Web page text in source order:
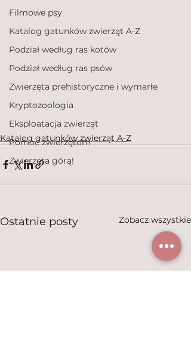
Filmowe psy
Katalog gatunków zwierząt A-Z
Podział według ras kotów
Podział według ras psów
Zwierzęta prehistoryczne i wymarłe
Kryptozoologia
Eksploatacja zwierząt
Pomoc zwierzętom
Zwierzęta górą!
Katalog gatunków zwierząt A-Z
Ostatnie posty Zobacz wszystkie